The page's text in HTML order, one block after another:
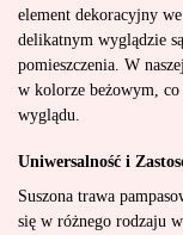
element dekoracyjny
delikatnym wyglądzie
pomieszczenia. W
w kolorze beżowym, co
wyglądu.
Uniwersalność i
Suszona trawa
się w różnego rodzaju